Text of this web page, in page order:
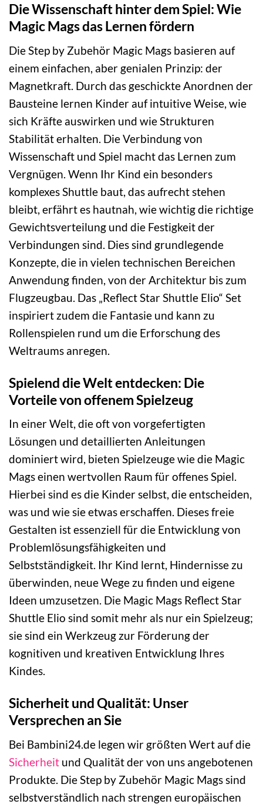
Die Wissenschaft hinter dem Spiel: Wie
Magic Mags das Lernen fördern
Die Step by Zubehör Magic Mags basieren auf
einem einfachen, aber genialen Prinzip: der
Magnetkraft. Durch das geschickte Anordnen der
Bausteine lernen Kinder auf intuitive Weise, wie
sich Kräfte auswirken und wie Strukturen
Stabilität erhalten. Die Verbindung von
Wissenschaft und Spiel macht das Lernen zum
Vergnügen. Wenn Ihr Kind ein besonders
komplexes Shuttle baut, das aufrecht stehen
bleibt, erfährt es hautnah, wie wichtig die richtige
Gewichtsverteilung und die Festigkeit der
Verbindungen sind. Dies sind grundlegende
Konzepte, die in vielen technischen Bereichen
Anwendung finden, von der Architektur bis zum
Flugzeugbau. Das „Reflect Star Shuttle Elio“ Set
inspiriert zudem die Fantasie und kann zu
Rollenspielen rund um die Erforschung des
Weltraums anregen.
Spielend die Welt entdecken: Die
Vorteile von offenem Spielzeug
In einer Welt, die oft von vorgefertigten
Lösungen und detaillierten Anleitungen
dominiert wird, bieten Spielzeuge wie die Magic
Mags einen wertvollen Raum für offenes Spiel.
Hierbei sind es die Kinder selbst, die entscheiden,
was und wie sie etwas erschaffen. Dieses freie
Gestalten ist essenziell für die Entwicklung von
Problemlösungsfähigkeiten und
Selbstständigkeit. Ihr Kind lernt, Hindernisse zu
überwinden, neue Wege zu finden und eigene
Ideen umzusetzen. Die Magic Mags Reflect Star
Shuttle Elio sind somit mehr als nur ein Spielzeug;
sie sind ein Werkzeug zur Förderung der
kognitiven und kreativen Entwicklung Ihres
Kindes.
Sicherheit und Qualität: Unser
Versprechen an Sie
Bei Bambini24.de legen wir größten Wert auf die
Sicherheit und Qualität der von uns angebotenen
Produkte. Die Step by Zubehör Magic Mags sind
selbstverständlich nach strengen europäischen